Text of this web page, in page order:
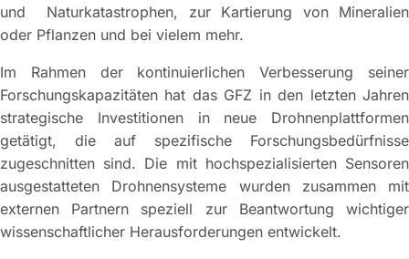
und Naturkatastrophen, zur Kartierung von Mineralien
oder Pflanzen und bei vielem mehr.
Im Rahmen der kontinuierlichen Verbesserung seiner
Forschungskapazitäten hat das GFZ in den letzten Jahren
strategische Investitionen in neue Drohnenplattformen
getätigt, die auf spezifische Forschungsbedürfnisse
zugeschnitten sind. Die mit hochspezialisierten Sensoren
ausgestatteten Drohnensysteme wurden zusammen mit
externen Partnern speziell zur Beantwortung wichtiger
wissenschaftlicher Herausforderungen entwickelt.